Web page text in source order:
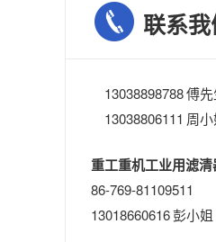
联系
13038898788 傅先
13038806111 周小
重工重机工业用滤清
86-769-81109511
13018660616 彭小姐